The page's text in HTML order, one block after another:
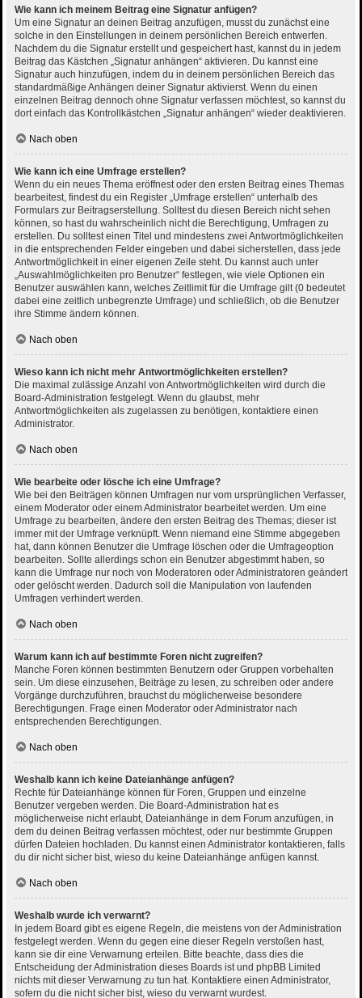
Wie kann ich meinem Beitrag eine Signatur anfügen?
Um eine Signatur an deinen Beitrag anzufügen, musst du zunächst eine
solche in den Einstellungen in deinem persönlichen Bereich entwerfen.
Nachdem du die Signatur erstellt und gespeichert hast, kannst du in jedem
Beitrag das Kästchen „Signatur anhängen“ aktivieren. Du kannst eine
Signatur auch hinzufügen, indem du in deinem persönlichen Bereich das
standardmäßige Anhängen deiner Signatur aktivierst. Wenn du einen
einzelnen Beitrag dennoch ohne Signatur verfassen möchtest, so kannst du
dort einfach das Kontrollkästchen „Signatur anhängen“ wieder deaktivieren.
Nach oben
Wie kann ich eine Umfrage erstellen?
Wenn du ein neues Thema eröffnest oder den ersten Beitrag eines Themas
bearbeitest, findest du ein Register „Umfrage erstellen“ unterhalb des
Formulars zur Beitragserstellung. Solltest du diesen Bereich nicht sehen
können, so hast du wahrscheinlich nicht die Berechtigung, Umfragen zu
erstellen. Du solltest einen Titel und mindestens zwei Antwortmöglichkeiten
in die entsprechenden Felder eingeben und dabei sicherstellen, dass jede
Antwortmöglichkeit in einer eigenen Zeile steht. Du kannst auch unter
„Auswahlmöglichkeiten pro Benutzer“ festlegen, wie viele Optionen ein
Benutzer auswählen kann, welches Zeitlimit für die Umfrage gilt (0 bedeutet
dabei eine zeitlich unbegrenzte Umfrage) und schließlich, ob die Benutzer
ihre Stimme ändern können.
Nach oben
Wieso kann ich nicht mehr Antwortmöglichkeiten erstellen?
Die maximal zulässige Anzahl von Antwortmöglichkeiten wird durch die
Board-Administration festgelegt. Wenn du glaubst, mehr
Antwortmöglichkeiten als zugelassen zu benötigen, kontaktiere einen
Administrator.
Nach oben
Wie bearbeite oder lösche ich eine Umfrage?
Wie bei den Beiträgen können Umfragen nur vom ursprünglichen Verfasser,
einem Moderator oder einem Administrator bearbeitet werden. Um eine
Umfrage zu bearbeiten, ändere den ersten Beitrag des Themas; dieser ist
immer mit der Umfrage verknüpft. Wenn niemand eine Stimme abgegeben
hat, dann können Benutzer die Umfrage löschen oder die Umfrageoption
bearbeiten. Sollte allerdings schon ein Benutzer abgestimmt haben, so
kann die Umfrage nur noch von Moderatoren oder Administratoren geändert
oder gelöscht werden. Dadurch soll die Manipulation von laufenden
Umfragen verhindert werden.
Nach oben
Warum kann ich auf bestimmte Foren nicht zugreifen?
Manche Foren können bestimmten Benutzern oder Gruppen vorbehalten
sein. Um diese einzusehen, Beiträge zu lesen, zu schreiben oder andere
Vorgänge durchzuführen, brauchst du möglicherweise besondere
Berechtigungen. Frage einen Moderator oder Administrator nach
entsprechenden Berechtigungen.
Nach oben
Weshalb kann ich keine Dateianhänge anfügen?
Rechte für Dateianhänge können für Foren, Gruppen und einzelne
Benutzer vergeben werden. Die Board-Administration hat es
möglicherweise nicht erlaubt, Dateianhänge in dem Forum anzufügen, in
dem du deinen Beitrag verfassen möchtest, oder nur bestimmte Gruppen
dürfen Dateien hochladen. Du kannst einen Administrator kontaktieren, falls
du dir nicht sicher bist, wieso du keine Dateianhänge anfügen kannst.
Nach oben
Weshalb wurde ich verwarnt?
In jedem Board gibt es eigene Regeln, die meistens von der Administration
festgelegt werden. Wenn du gegen eine dieser Regeln verstoßen hast,
kann sie dir eine Verwarnung erteilen. Bitte beachte, dass dies die
Entscheidung der Administration dieses Boards ist und phpBB Limited
nichts mit dieser Verwarnung zu tun hat. Kontaktiere einen Administrator,
sofern du die nicht sicher bist, wieso du verwarnt wurdest.